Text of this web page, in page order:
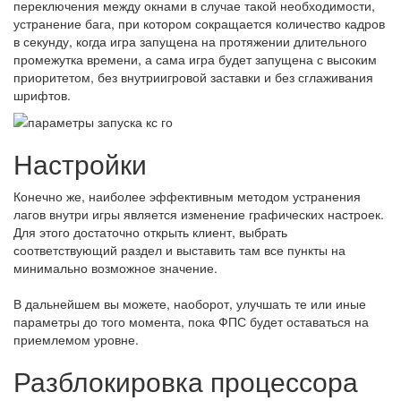
переключения между окнами в случае такой необходимости,
устранение бага, при котором сокращается количество кадров
в секунду, когда игра запущена на протяжении длительного
промежутка времени, а сама игра будет запущена с высоким
приоритетом, без внутриигровой заставки и без сглаживания
шрифтов.
Настройки
Конечно же, наиболее эффективным методом устранения
лагов внутри игры является изменение графических настроек.
Для этого достаточно открыть клиент, выбрать
соответствующий раздел и выставить там все пункты на
минимально возможное значение.
В дальнейшем вы можете, наоборот, улучшать те или иные
параметры до того момента, пока ФПС будет оставаться на
приемлемом уровне.
Разблокировка процессора